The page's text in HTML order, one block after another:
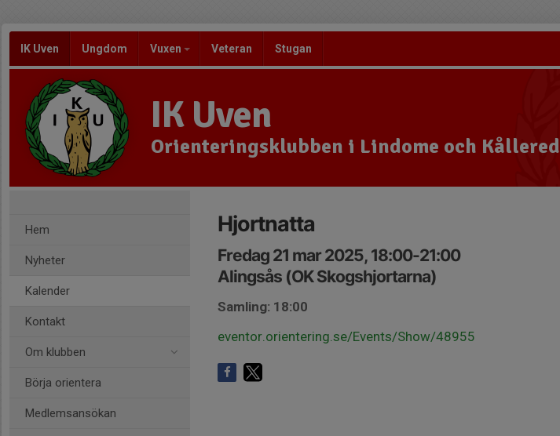
IK Uven Ungdom Vuxen Veteran Stugan
IK Uven
Orienteringsklubben i Lindome och Kållered
Hem
Nyheter
Kalender
Kontakt
Om klubben
Börja orientera
Medlemsansökan
Hjortnatta
Fredag 21 mar 2025, 18:00-21:00
Alingsås (OK Skogshjortarna)
Samling: 18:00
eventor.orientering.se/Events/Show/48955